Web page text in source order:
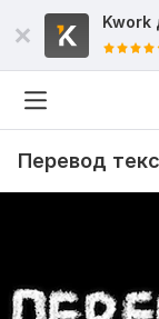
Kwork
Перевод